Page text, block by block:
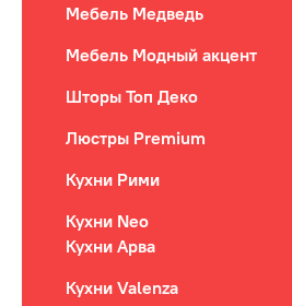
Мебель Медведь
Мебель Модный акцент
Шторы Топ Деко
Люстры Premium
Кухни Рими
Кухни Neo
Кухни Арва
Кухни Valenza